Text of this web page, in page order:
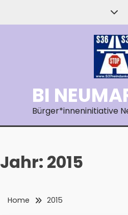
BI
Bürger*inneninitiative
Jahr: 2015
Home 2015